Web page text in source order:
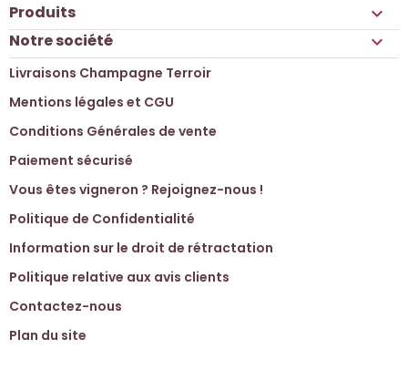
Produits 
Notre société 
Livraisons Champagne Terroir
Mentions légales et CGU
Conditions Générales de vente
Paiement sécurisé
Vous êtes vigneron ? Rejoignez-nous !
Politique de Confidentialité
Information sur le droit de rétractation
Politique relative aux avis clients
Contactez-nous
Plan du site